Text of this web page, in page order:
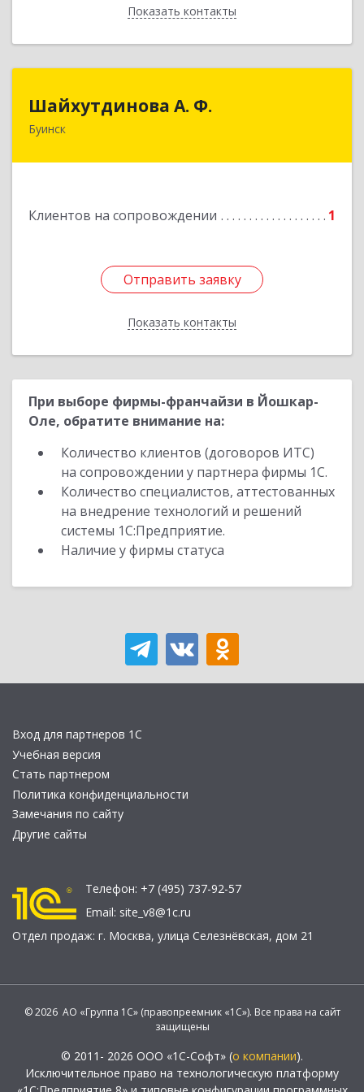
Показать контакты
Назад
Шайхутдинова А. Ф.
Буинск
Клиентов на сопровождении 1
Отправить заявку
Показать контакты
Отправить заявку
Назад
При выборе фирмы-франчайзи в Йошкар-
Оле, обратите внимание на:
Количество клиентов (договоров ИТС)
на сопровождении у партнера фирмы 1С.
Количество специалистов, аттестованных
на внедрение технологий и решений
системы 1С:Предприятие.
Наличие у фирмы статуса
Вход для партнеров 1С
Учебная версия
Стать партнером
Политика конфиденциальности
Замечания по сайту
Другие сайты
Телефон: +7 (495) 737-92-57
Email: site_v8@1c.ru
Отдел продаж: г. Москва, улица Селезнёвская, дом 21
© 2026 АО «Группа 1С» (правопреемник «1С»). Все права на сайт
защищены
© 2011- 2026 ООО «1С-Софт» (о компании).
Исключительное право на технологическую платформу